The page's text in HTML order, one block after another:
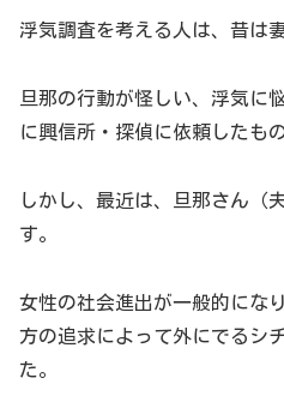
浮気調査を考える人は、昔は
旦那の行動が怪しい、浮気に
に興信所・探偵に依頼したも
しかし、最近は、旦那さん（
す。
女性の社会進出が一般的にな
方の追求によって外にでるシ
た。